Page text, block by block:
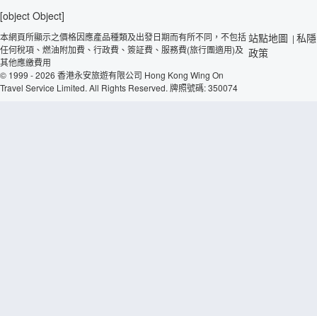
[object Object]
本網頁所顯示之價格因應產品種類及出發日期而有所不同，不包括
任何稅項、燃油附加費、行政費、簽証費、服務費(旅行團適用)及
其他應繳費用
© 1999 - 2026 香港永安旅遊有限公司 Hong Kong Wing On
Travel Service Limited. All Rights Reserved. 牌照號碼: 350074
站點地圖 | 私隱
政策